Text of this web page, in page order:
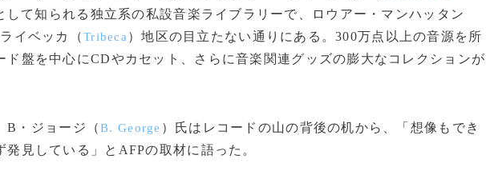
して知られる独立系の私設音楽ライブラリーで、ロウアー・マンハッタン
イベッカ（Tribeca ）地区の目立たない通りにある。300万点以上の音源を所
ド盤を中心にCDやカセット、さらに音楽関連グッズの膨大なコレクションが
B・ジョージ（B. George ）氏はレコードの山の背後の机から、「想像もでき
見している」とAFPの取材に語った。